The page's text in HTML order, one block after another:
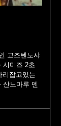
고즈텐노샤
시미즈 2초
리잡고있는
산노마루 덴